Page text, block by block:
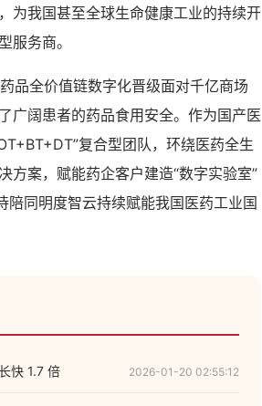
为我国甚至全球生命健康工业的持续开
服务商。
品全价值链数字化晋级面对千亿商场
广阔患者的药品食用安全。作为国产医
复合型团队，环绕医药全生
方案，赋能药企客户建造“数字实验室”
陪同明度智云持续赋能我国医药工业国
快 1.7 倍 2026-01-20 02:55:12